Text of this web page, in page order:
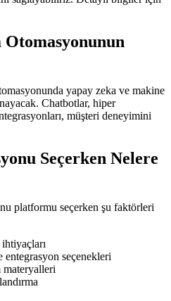
Otomasyonunun
yapay zeka ve makine
Chatbotlar, hiper
müşteri deneyimini
Seçerken Nelere
platformu seçerken şu faktörleri
entegrasyon seçenekleri
materyalleri